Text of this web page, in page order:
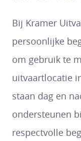
Bij Kramer
persoonlijke
om gebruik te
uitvaartlocatie
staan dag en
ondersteunen
respectvolle